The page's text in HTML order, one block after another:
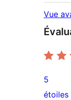
Vue
8
5
étoiles